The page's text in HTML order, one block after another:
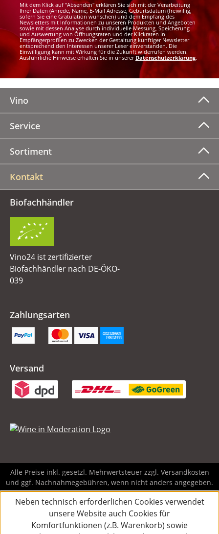
Mit dem Klick auf "Absenden" erklären Sie sich mit der Verarbeitung
Ihrer Daten (Anrede, Name, E-Mail Adresse, Geburtsdatum (freiwillig,
sofern Sie eine Gratulation wünschen) und dem Empfang des
Newsletters mit Informationen zu unseren Produkten und Angeboten
sowie mit dessen Analyse durch individuelle Messung, Speicherung
und Auswertung von Öffnungsraten und der Klickraten in
Empfängerprofilen zu Zwecken der Gestaltung künftiger Newsletter
entsprechend den Interessen unserer Leser einverstanden. Die
Einwilligung kann mit Wirkung für die Zukunft widerrufen werden.
Ausführliche Hinweise erhalten Sie in unsererDatenschutzerklärung.
Vino
Service
Sortiment
Kontakt
Biofachhändler
Vino24 ist zertifizierter
Biofachhändler nach DE-ÖKO-
039
Zahlungsarten
Versand
Alle Preise inkl. gesetzl. Mehrwertsteuer zzgl. Versandkosten
und ggf. Nachnahmegebühren, wenn nicht anders angegeben.
Neben technisch erforderlichen Cookies verwendet
unsere Website auch Cookies für
Komfortfunktionen (z.B. Warenkorb) sowie